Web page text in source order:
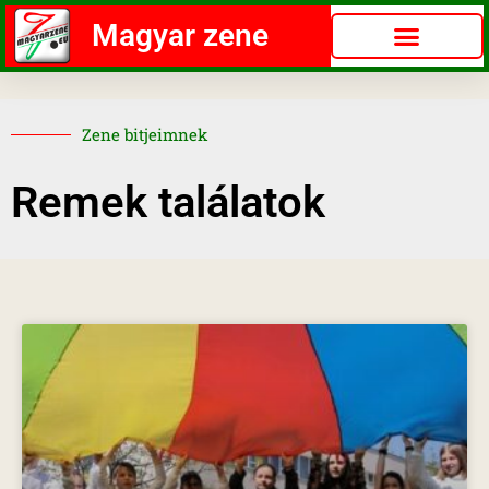
Magyar zene
Zene bitjeimnek
Remek találatok